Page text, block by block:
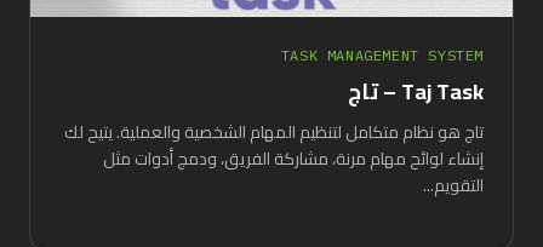
TASK MANAGEMENT SYSTEM
Taj Task – تاج
تاج هو نظام متكامل لتنظيم المهام الشخصية والعملية. يتيح لك
إنشاء لوائح مهام مرنة، مشاركة الفريق، ودمج أدوات مثل
التقويم...